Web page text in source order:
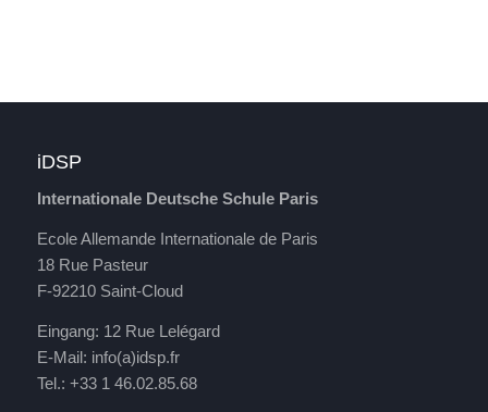
iDSP
Internationale Deutsche Schule Paris
Ecole Allemande Internationale de Paris
18 Rue Pasteur
F-92210 Saint-Cloud
Eingang: 12 Rue Lelégard
E-Mail: info(a)idsp.fr
Tel.: +33 1 46.02.85.68